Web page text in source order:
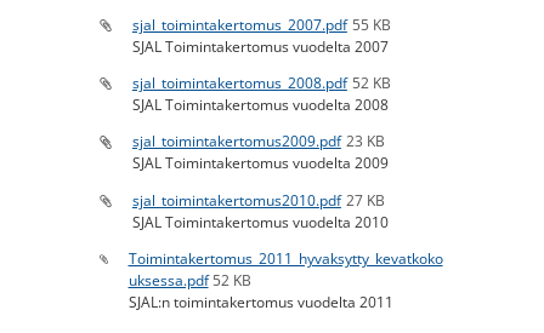
sjal_toimintakertomus_2007.pdf 55 KB
SJAL Toimintakertomus vuodelta 2007
sjal_toimintakertomus_2008.pdf 52 KB
SJAL Toimintakertomus vuodelta 2008
sjal_toimintakertomus2009.pdf 23 KB
SJAL Toimintakertomus vuodelta 2009
sjal_toimintakertomus2010.pdf 27 KB
SJAL Toimintakertomus vuodelta 2010
Toimintakertomus_2011_hyvaksytty_kevatkoko
uksessa.pdf 52 KB
SJAL:n toimintakertomus vuodelta 2011